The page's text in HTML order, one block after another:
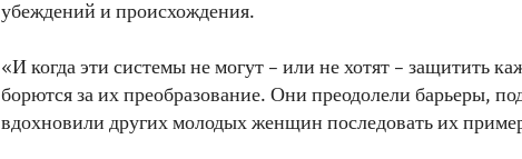
убеждений и происхождения.
«И когда эти системы не могут – или не хотят – защитить
борются за их преобразование. Они преодолели барьеры,
вдохновили других молодых женщин последовать их